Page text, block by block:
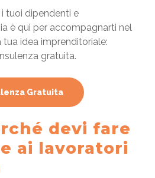
tuoi dipendenti e
è qui per accompagnarti nel
idea imprenditoriale:
gratuita.
Gratuita
devi fare
ai lavoratori